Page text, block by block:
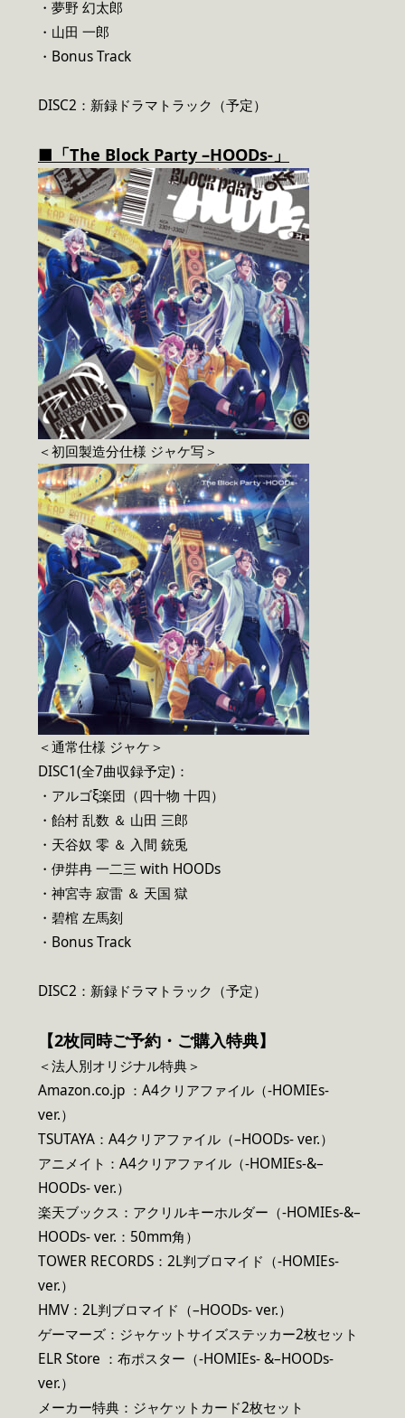
・夢野 幻太郎
・山田 一郎
・Bonus Track
DISC2：新録ドラマトラック（予定）
■「The Block Party –HOODs-」
＜初回製造分仕様 ジャケ写＞
＜通常仕様 ジャケ＞
DISC1(全7曲収録予定)：
・アルゴξ楽団（四十物 十四）
・飴村 乱数 ＆ 山田 三郎
・天谷奴 零 ＆ 入間 銃兎
・伊弉冉 一二三 with HOODs
・神宮寺 寂雷 ＆ 天国 獄
・碧棺 左馬刻
・Bonus Track
DISC2：新録ドラマトラック（予定）
【2枚同時ご予約・ご購入特典】
＜法人別オリジナル特典＞
Amazon.co.jp ：A4クリアファイル（-HOMIEs-
ver.）
TSUTAYA：A4クリアファイル（–HOODs- ver.）
アニメイト：A4クリアファイル（-HOMIEs-&–
HOODs- ver.）
楽天ブックス：アクリルキーホルダー（-HOMIEs-&–
HOODs- ver.：50mm角）
TOWER RECORDS：2L判ブロマイド（-HOMIEs-
ver.）
HMV：2L判ブロマイド（–HOODs- ver.）
ゲーマーズ：ジャケットサイズステッカー2枚セット
ELR Store ：布ポスター（-HOMIEs- &–HOODs-
ver.）
メーカー特典：ジャケットカード2枚セット